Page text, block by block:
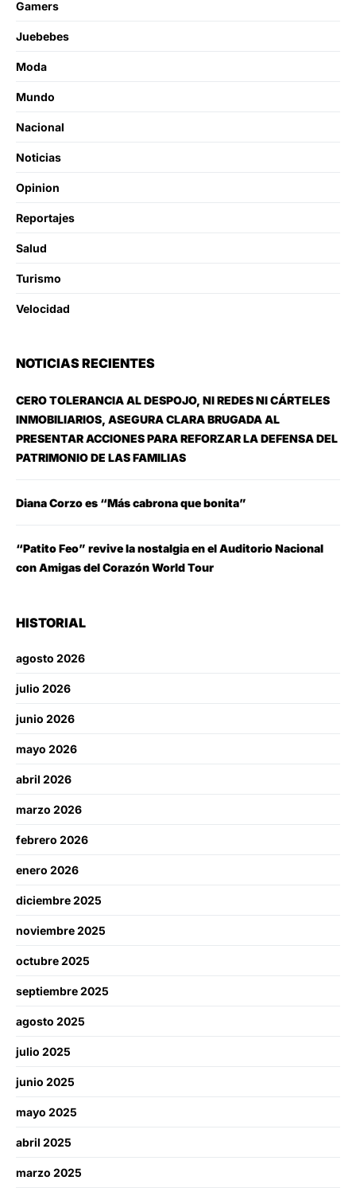
Gamers
Juebebes
Moda
Mundo
Nacional
Noticias
Opinion
Reportajes
Salud
Turismo
Velocidad
NOTICIAS RECIENTES
CERO TOLERANCIA AL DESPOJO, NI REDES NI CÁRTELES
INMOBILIARIOS, ASEGURA CLARA BRUGADA AL
PRESENTAR ACCIONES PARA REFORZAR LA DEFENSA DEL
PATRIMONIO DE LAS FAMILIAS
Diana Corzo es “Más cabrona que bonita”
“Patito Feo” revive la nostalgia en el Auditorio Nacional
con Amigas del Corazón World Tour
HISTORIAL
agosto 2026
julio 2026
junio 2026
mayo 2026
abril 2026
marzo 2026
febrero 2026
enero 2026
diciembre 2025
noviembre 2025
octubre 2025
septiembre 2025
agosto 2025
julio 2025
junio 2025
mayo 2025
abril 2025
marzo 2025